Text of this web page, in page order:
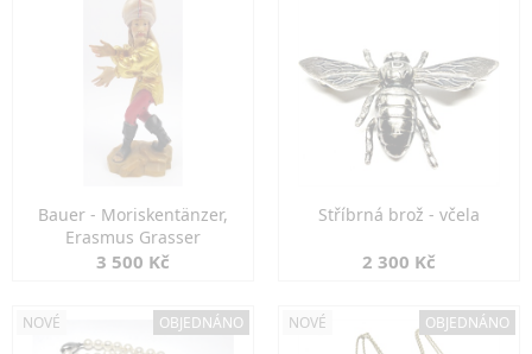
Bauer - Moriskentänzer,
Erasmus Grasser
3 500 Kč
Stříbrná brož - včela
2 300 Kč
NOVÉ OBJEDNÁNO NOVÉ OBJEDNÁNO